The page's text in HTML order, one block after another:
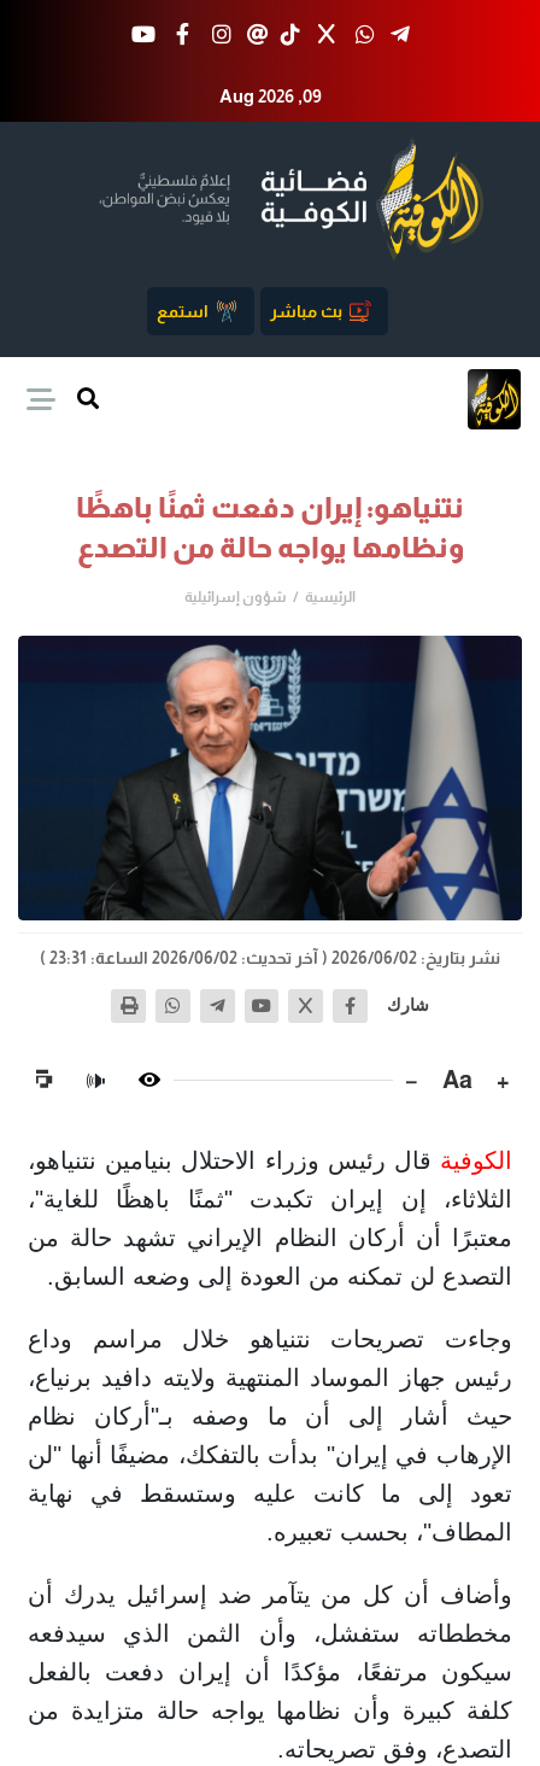
Aug 2026 ,09
بث مباشر استمع
نتنياهو: إيران دفعت ثمنًا باهظًا
ونظامها يواجه حالة من التصدع
الرئيسية شؤون إسرائيلية
نشر بتاريخ: 2026/06/02 ( آخر تحديث: 2026/06/02 الساعة: 23:31 )
شارك
+
Aa
−
🔊
الكوفية قال رئيس وزراء الاحتلال بنيامين نتنياهو،
الثلاثاء، إن إيران تكبدت "ثمنًا باهظًا للغاية"،
معتبرًا أن أركان النظام الإيراني تشهد حالة من
التصدع لن تمكنه من العودة إلى وضعه السابق.
وجاءت تصريحات نتنياهو خلال مراسم وداع
رئيس جهاز الموساد المنتهية ولايته دافيد برنياع،
حيث أشار إلى أن ما وصفه بـ"أركان نظام
الإرهاب في إيران" بدأت بالتفكك، مضيفًا أنها "لن
تعود إلى ما كانت عليه وستسقط في نهاية
المطاف"، بحسب تعبيره.
وأضاف أن كل من يتآمر ضد إسرائيل يدرك أن
مخططاته ستفشل، وأن الثمن الذي سيدفعه
سيكون مرتفعًا، مؤكدًا أن إيران دفعت بالفعل
كلفة كبيرة وأن نظامها يواجه حالة متزايدة من
التصدع، وفق تصريحاته.